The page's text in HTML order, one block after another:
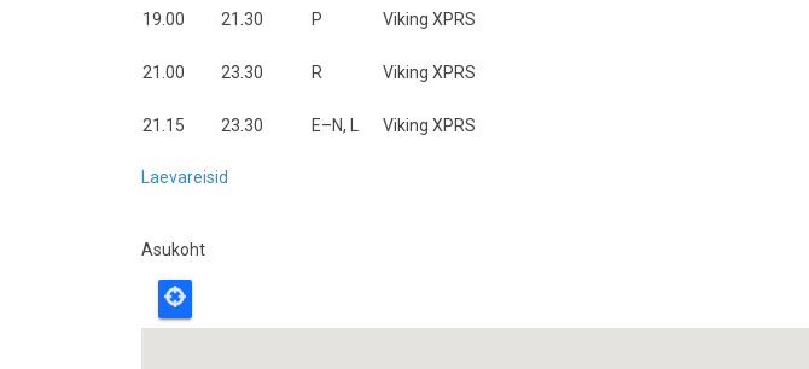
19.00 21.30 P Viking XPRS
21.00 23.30 R Viking XPRS
21.15 23.30 E–N, L Viking XPRS
Laevareisid
Asukoht